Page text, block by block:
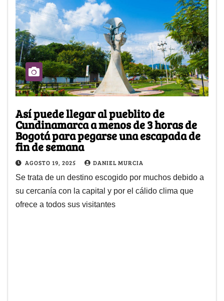
Así puede llegar al pueblito de
Cundinamarca a menos de 3 horas de
Bogotá para pegarse una escapada de
fin de semana
AGOSTO 19, 2025 DANIEL MURCIA
Se trata de un destino escogido por muchos debido a
su cercanía con la capital y por el cálido clima que
ofrece a todos sus visitantes